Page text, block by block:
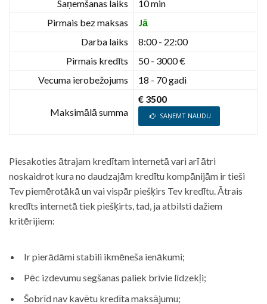
Saņemšanas laiks
10 min
Pirmais bez maksas
Jā
Darba laiks
8:00 - 22:00
Pirmais kredīts
50 - 3000 €
Vecuma ierobežojums
18 - 70 gadi
Maksimālā summa
€ 3500
SAŅEMT NAUDU
Piesakoties ātrajam kredītam internetā vari arī ātri
noskaidrot kura no daudzajām kredītu kompānijām ir tieši
Tev piemērotākā un vai vispār piešķirs Tev kredītu. Ātrais
kredīts internetā tiek piešķirts, tad, ja atbilsti dažiem
kritērijiem:
Ir pierādāmi stabili ikmēneša ienākumi;
Pēc izdevumu segšanas paliek brīvie līdzekļi;
Šobrīd nav kavētu kredīta maksājumu;